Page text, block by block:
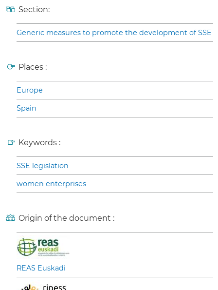
Section:
Generic measures to promote the development of SSE
Places :
Europe
Spain
Keywords :
SSE legislation
women enterprises
Origin of the document :
REAS Euskadi